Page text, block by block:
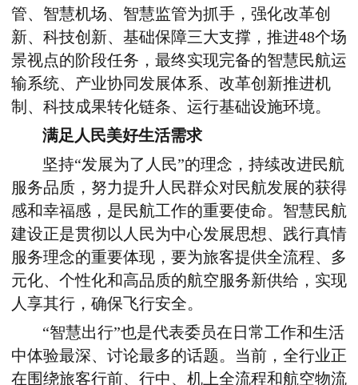
管、智慧机场、智慧监管为抓手，强化改革创
新、科技创新、基础保障三大支撑，推进48个场
景视点的阶段任务，最终实现完备的智慧民航运
输系统、产业协同发展体系、改革创新推进机
制、科技成果转化链条、运行基础设施环境。
满足人民美好生活需求
坚持“发展为了人民”的理念，持续改进民航
服务品质，努力提升人民群众对民航发展的获得
感和幸福感，是民航工作的重要使命。智慧民航
建设正是贯彻以人民为中心发展思想、践行真情
服务理念的重要体现，要为旅客提供全流程、多
元化、个性化和高品质的航空服务新供给，实现
人享其行，确保飞行安全。
“智慧出行”也是代表委员在日常工作和生活
中体验最深、讨论最多的话题。当前，全行业正
在围绕旅客行前、行中、机上全流程和航空物流